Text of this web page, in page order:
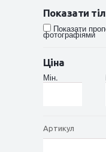
Показати
Показати
фотографіями
Ціна
Мін.
Артикул